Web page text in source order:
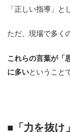
「正しい指導」と
ただ、現場で多く
これらの言葉が「
に多いということ
■「力を抜け